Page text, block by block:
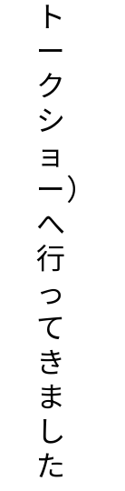
ト
ー
ク
シ
ョ
ー）
へ
行
っ
て
き
ま
し
た